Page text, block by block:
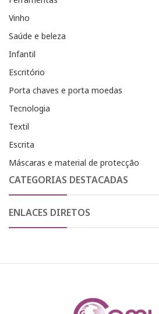
Vinho
Saúde e beleza
Infantil
Escritório
Porta chaves e porta moedas
Tecnologia
Textil
Escrita
Máscaras e material de protecção
CATEGORIAS DESTACADAS
ENLACES DIRETOS